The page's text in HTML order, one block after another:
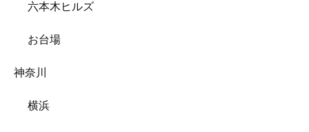
六本木ヒルズ
お台場
神奈川
横浜